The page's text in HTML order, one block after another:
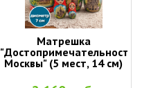
Матрешка
"Достопримечательности
Москвы" (5 мест, 14 см)